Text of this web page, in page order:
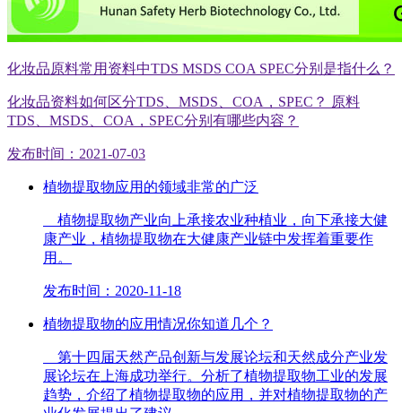
化妆品原料常用资料中TDS MSDS COA SPEC分别是指什么？
化妆品资料如何区分TDS、MSDS、COA，SPEC？ 原料
TDS、MSDS、COA，SPEC分别有哪些内容？
发布时间：2021-07-03
植物提取物应用的领域非常的广泛
植物提取物产业向上承接农业种植业，向下承接大健
康产业，植物提取物在大健康产业链中发挥着重要作
用。
发布时间：2020-11-18
植物提取物的应用情况你知道几个？
第十四届天然产品创新与发展论坛和天然成分产业发
展论坛在上海成功举行。分析了植物提取物工业的发展
趋势，介绍了植物提取物的应用，并对植物提取物的产